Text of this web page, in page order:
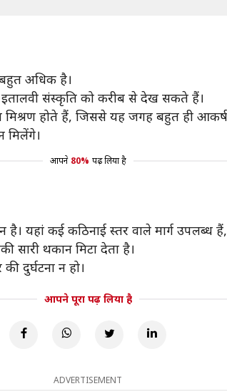
बहुत अधिक है।
संस्कृति को करीब से देख सकते हैं।
मिश्रण होते हैं, जिससे यह जगह बहुत ही
मिलेंगे।
आपने 80% पढ़ लिया है
यहां कई कठिनाई स्तर वाले मार्ग उपलब्ध
सारी थकान मिटा देता है।
दुर्घटना न हो।
आपने पूरा पढ़ लिया है
ADVERTISEMENT